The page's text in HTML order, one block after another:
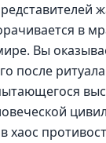
в
Вы
после ритуала
хаос